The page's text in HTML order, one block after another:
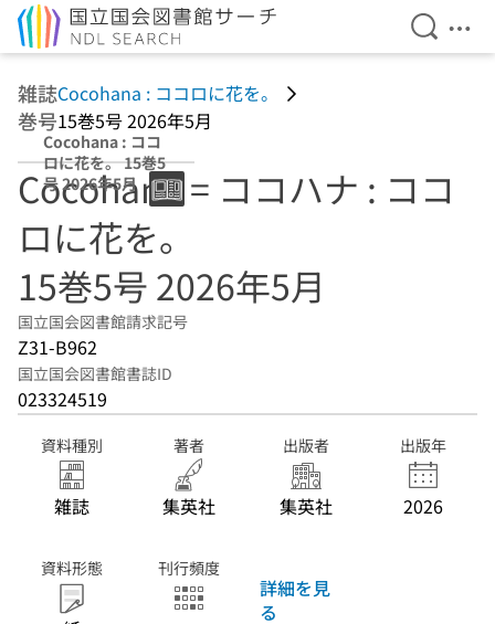
検索を
メ
雑誌Cocohana : ココロに花を。
巻号15巻5号 2026年5月
Cocohana : ココ
ロに花を。 15巻5
号 2026年5月
Cocohana = ココハナ : ココ
ロに花を。
15巻5号 2026年5月
国立国会図書館請求記号
Z31-B962
国立国会図書館書誌ID
023324519
資料種別
雑誌
著者
集英社
出版者
集英社
出版年
2026
資料形態 刊行頻度
詳細を見
る